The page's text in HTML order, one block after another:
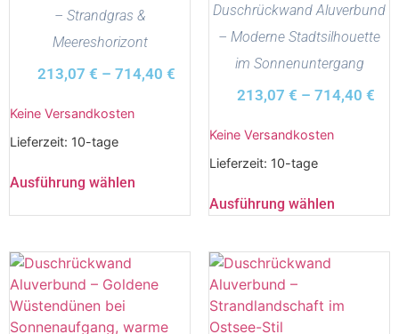
– Strandgras &
Meereshorizont
213,07 € – 714,40 €
Keine Versandkosten
Lieferzeit: 10-tage
Ausführung wählen
Duschrückwand Aluverbund
– Moderne Stadtsilhouette
im Sonnenuntergang
213,07 € – 714,40 €
Keine Versandkosten
Lieferzeit: 10-tage
Ausführung wählen